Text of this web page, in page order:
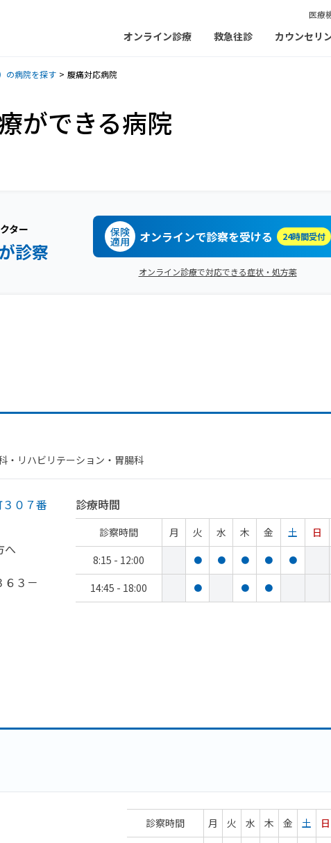
医療
オンライン診療 救急往診 カウンセリ
の病院を探す 腹痛対応病院
ができる病院
ター
診察
保険
適用 オンラインで診察を受ける 24時間受付
オンライン診療で対応できる症状・処方薬
・​リハビリテーション・​胃腸科
０７番
へ
６３－
診療時間
診察時間 月 火 水 木 金 土
日
8:15 - 12:00
● ● ● ● ●
14:45 - 18:00 ● ● ●
診察時間 月 火 水 木 金 土
日